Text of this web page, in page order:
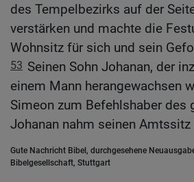
des Tempelbezirks auf der
verstärken und machte die
Wohnsitz für sich und sein
53 Seinen Sohn Johanan, der
einem Mann herangewachsen
Simeon zum Befehlshaber des
Johanan nahm seinen Amtssitz
Gute Nachricht Bibel, durchgesehene
Bibelgesellschaft, Stuttgart